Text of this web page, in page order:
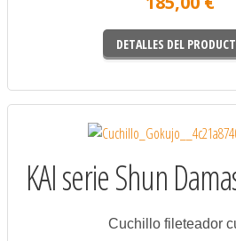
DETALLES DEL
KAI serie Shun
Cuchillo fileteador